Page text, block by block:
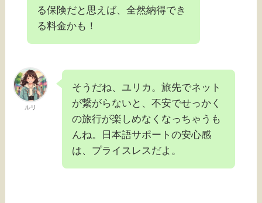
る保険だと思えば、全然納得でき
る料金かも！
ルリ
そうだね、ユリカ。旅先でネット
が繋がらないと、不安でせっかく
の旅行が楽しめなくなっちゃうも
んね。日本語サポートの安心感
は、プライスレスだよ。